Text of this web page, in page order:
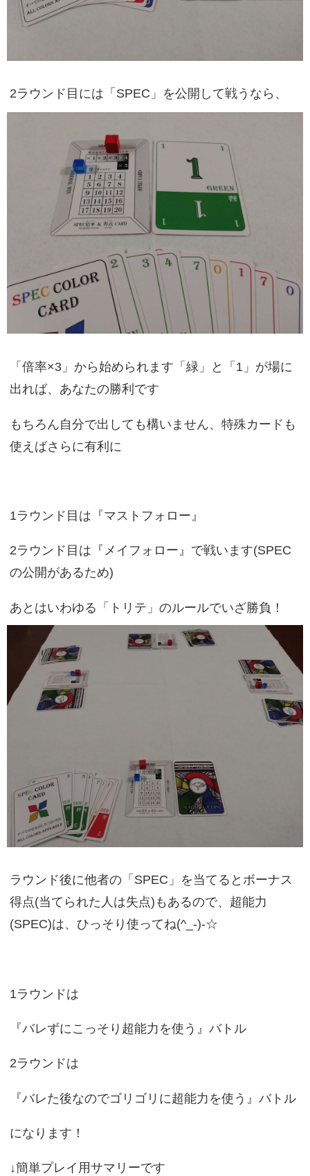
2ラウンド目には「SPEC」を公開して戦うなら、
「倍率×3」から始められます「緑」と「1」が場に
出れば、あなたの勝利です
もちろん自分で出しても構いません、特殊カードも
使えばさらに有利に
1ラウンド目は『マストフォロー』
2ラウンド目は『メイフォロー』で戦います(SPEC
の公開があるため)
あとはいわゆる「トリテ」のルールでいざ勝負！
ラウンド後に他者の「SPEC」を当てるとボーナス
得点(当てられた人は失点)もあるので、超能力
(SPEC)は、ひっそり使ってね(^_-)-☆
1ラウンドは
『バレずにこっそり超能力を使う』バトル
2ラウンドは
『バレた後なのでゴリゴリに超能力を使う』バトル
になります！
↓簡単プレイ用サマリーです